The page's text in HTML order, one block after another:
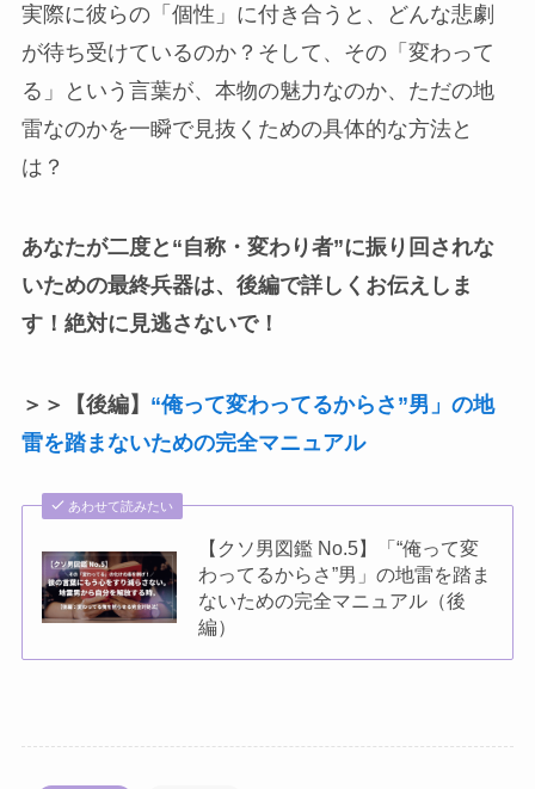
実際に彼らの「個性」に付き合うと、どんな悲劇
が待ち受けているのか？そして、その「変わって
る」という言葉が、本物の魅力なのか、ただの地
雷なのかを一瞬で見抜くための具体的な方法と
は？
あなたが二度と“自称・変わり者”に振り回されな
いための最終兵器は、後編で詳しくお伝えしま
す！絶対に見逃さないで！
＞＞【後編】 “俺って変わってるからさ”男」の地
雷を踏まないための完全マニュアル
あわせて読みたい
【クソ男図鑑 No.5】「“俺って変
わってるからさ”男」の地雷を踏ま
ないための完全マニュアル（後
編）